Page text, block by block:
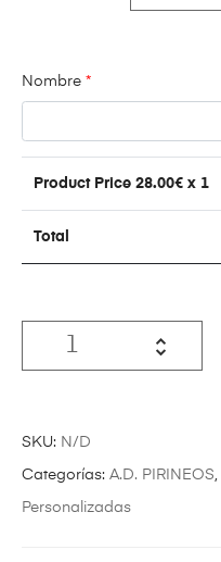
Nombre *
Product Price 28.00€ x 1
Total
SKU: N/D
Categorías: A.D. PIRINEOS
Personalizadas